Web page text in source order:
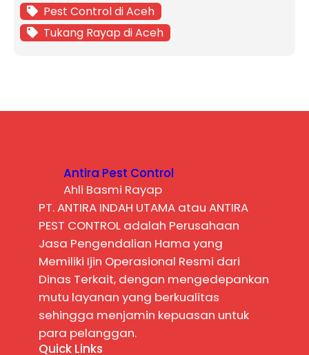
Pest Control di Aceh
Tukang Rayap di Aceh
Antira Pest Control
Ahli Basmi Rayap
PT. ANTIRA INDAH UTAMA atau ANTIRA
PEST CONTROL adalah Perusahaan
Jasa Pengendalian Hama yang
Memiliki Ijin Operasional Resmi dari
Dinas Terkait, dengan mengedepankan
mutu layanan yang berkualitas
sehingga menjamin kepuasan untuk
para pelanggan.
Quick Links